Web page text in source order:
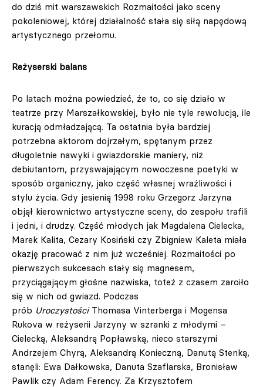
do dziś mit warszawskich Rozmaitości jako sceny
pokoleniowej, której działalność stała się siłą napędową
artystycznego przełomu.
Reżyserski balans
Po latach można powiedzieć, że to, co się działo w
teatrze przy Marszałkowskiej, było nie tyle rewolucją, ile
kuracją odmładzającą. Ta ostatnia była bardziej
potrzebna aktorom dojrzałym, spętanym przez
długoletnie nawyki i gwiazdorskie maniery, niż
debiutantom, przyswajającym nowoczesne poetyki w
sposób organiczny, jako część własnej wrażliwości i
stylu życia. Gdy jesienią 1998 roku Grzegorz Jarzyna
objął kierownictwo artystyczne sceny, do zespołu trafili
i jedni, i drudzy. Część młodych jak Magdalena Cielecka,
Marek Kalita, Cezary Kosiński czy Zbigniew Kaleta miała
okazję pracować z nim już wcześniej. Rozmaitości po
pierwszych sukcesach stały się magnesem,
przyciągającym głośne nazwiska, toteż z czasem zaroiło
się w nich od gwiazd. Podczas
prób UroczystościThomasa Vinterberga i Mogensa
Rukova w reżyserii Jarzyny w szranki z młodymi –
Cielecką, Aleksandrą Popławską, nieco starszymi
Andrzejem Chyrą, Aleksandrą Konieczną, Danutą Stenką,
stanęli: Ewa Dałkowska, Danuta Szaflarska, Bronisław
Pawlik czy Adam Ferency. Za Krzysztofem